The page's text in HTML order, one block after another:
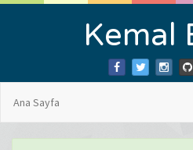
Kemal
Ana Sayfa